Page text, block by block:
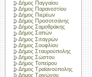
Δήμος Παγγαίου
Δήμος Παρανεστίου
Δήμος Πιερέων
Δήμος Προσοτσάνης
Δήμος Σαμοθράκης
Δήμος Σαπών
Δήμος Σιταγρών
Δήμος Σουφλίου
Δήμος Σταυρούπολης
Δήμος Σώστου
Δήμος Τοπείρου
Δήμος Τραϊανούπολης
Δήμος Τριγώνου